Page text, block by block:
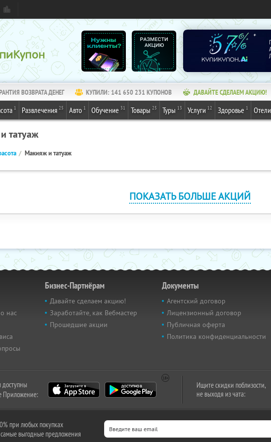
ВОЗВРАТА ДЕНЕГ КУПИЛИ: 141 650 231 КУПОНОВ ДАВАЙТЕ СДЕЛАЕМ АКЦИЮ!
1 Развлечения 25 Авто 1 Обучение 31 Товары 25 Туры 13 Услуги 12 Здоровье 1 Отели
татуаж
Макияж и татуаж
ПОКАЗАТЬ БОЛЬШЕ АКЦИЙ
нас
Бизнес-Партнёрам
Давайте сделаем акцию!
Заработайте, как Вебмастер
Прошедшие акции
Документы
Агентский договор
Лицензионный договор
Публичная оферта
Политика конфиденциальности
Приложение:
Ищите скидки поблизости,
не выходя из чата:
при любых покупках
выгодные предложения